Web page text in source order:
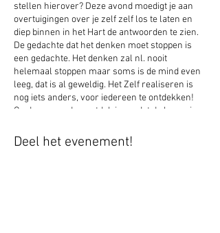
stellen hierover? Deze avond moedigt je aan
overtuigingen over je zelf zelf los te laten en
diep binnen in het Hart de antwoorden te zien.
De gedachte dat het denken moet stoppen is
een gedachte. Het denken zal nl. nooit
helemaal stoppen maar soms is de mind even
leeg, dat is al geweldig. Het Zelf realiseren is
nog iets anders, voor iedereen te ontdekken!
Op deze avonden ontdek je o.a dat de beweging
wat een helderheid dat geeft! Je bent welkom
om vanavond mee te doen, trouwens, om
Deel het evenement!